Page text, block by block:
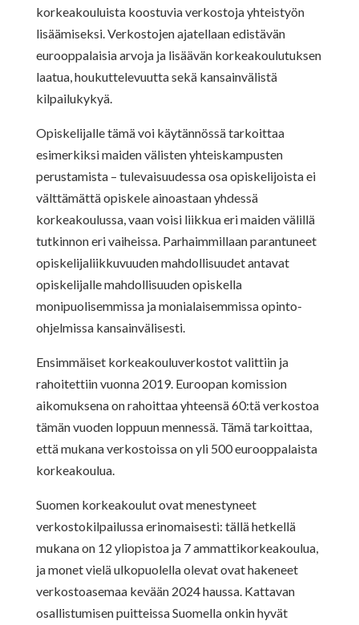
korkeakouluista koostuvia verkostoja yhteistyön
lisäämiseksi. Verkostojen ajatellaan edistävän
eurooppalaisia arvoja ja lisäävän korkeakoulutuksen
laatua, houkuttelevuutta sekä kansainvälistä
kilpailukykyä.
Opiskelijalle tämä voi käytännössä tarkoittaa
esimerkiksi maiden välisten yhteiskampusten
perustamista – tulevaisuudessa osa opiskelijoista ei
välttämättä opiskele ainoastaan yhdessä
korkeakoulussa, vaan voisi liikkua eri maiden välillä
tutkinnon eri vaiheissa. Parhaimmillaan parantuneet
opiskelijaliikkuvuuden mahdollisuudet antavat
opiskelijalle mahdollisuuden opiskella
monipuolisemmissa ja monialaisemmissa opinto-
ohjelmissa kansainvälisesti.
Ensimmäiset korkeakouluverkostot valittiin ja
rahoitettiin vuonna 2019. Euroopan komission
aikomuksena on rahoittaa yhteensä 60:tä verkostoa
tämän vuoden loppuun mennessä. Tämä tarkoittaa,
että mukana verkostoissa on yli 500 eurooppalaista
korkeakoulua.
Suomen korkeakoulut ovat menestyneet
verkostokilpailussa erinomaisesti: tällä hetkellä
mukana on 12 yliopistoa ja 7 ammattikorkeakoulua,
ja monet vielä ulkopuolella olevat ovat hakeneet
verkostoasemaa kevään 2024 haussa. Kattavan
osallistumisen puitteissa Suomella onkin hyvät